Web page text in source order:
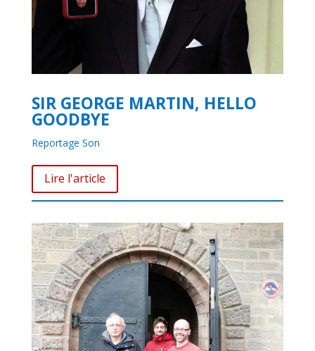
SIR GEORGE MARTIN, HELLO
GOODBYE
Reportage Son
Lire l'article